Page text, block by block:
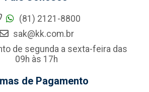
(81) 2121-8800
sak@kk.com.br
de segunda a sexta-feira das
09h às 17h
de Pagamento